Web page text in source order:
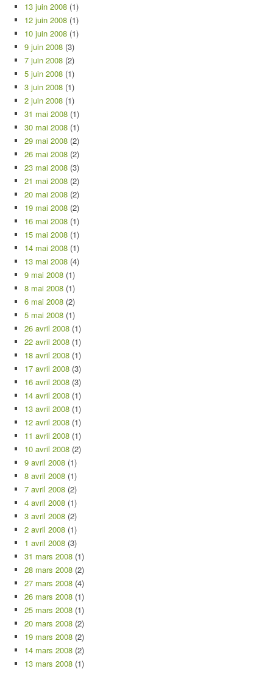
13 juin 2008 (1)
12 juin 2008 (1)
10 juin 2008 (1)
9 juin 2008 (3)
7 juin 2008 (2)
5 juin 2008 (1)
3 juin 2008 (1)
2 juin 2008 (1)
31 mai 2008 (1)
30 mai 2008 (1)
29 mai 2008 (2)
26 mai 2008 (2)
23 mai 2008 (3)
21 mai 2008 (2)
20 mai 2008 (2)
19 mai 2008 (2)
16 mai 2008 (1)
15 mai 2008 (1)
14 mai 2008 (1)
13 mai 2008 (4)
9 mai 2008 (1)
8 mai 2008 (1)
6 mai 2008 (2)
5 mai 2008 (1)
26 avril 2008 (1)
22 avril 2008 (1)
18 avril 2008 (1)
17 avril 2008 (3)
16 avril 2008 (3)
14 avril 2008 (1)
13 avril 2008 (1)
12 avril 2008 (1)
11 avril 2008 (1)
10 avril 2008 (2)
9 avril 2008 (1)
8 avril 2008 (1)
7 avril 2008 (2)
4 avril 2008 (1)
3 avril 2008 (2)
2 avril 2008 (1)
1 avril 2008 (3)
31 mars 2008 (1)
28 mars 2008 (2)
27 mars 2008 (4)
26 mars 2008 (1)
25 mars 2008 (1)
20 mars 2008 (2)
19 mars 2008 (2)
14 mars 2008 (2)
13 mars 2008 (1)